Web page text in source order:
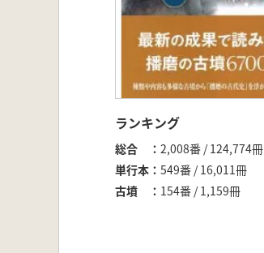
ランキング
総合
2,008番 / 124,774冊
単行本
549番 / 16,011冊
古墳
154番 / 1,159冊